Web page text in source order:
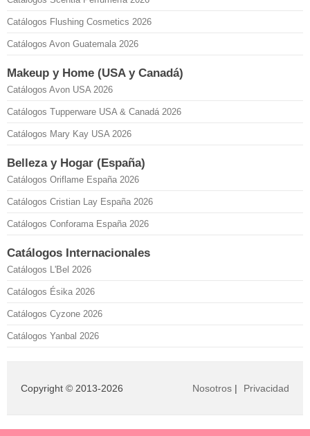
Catálogos Flushing Cosmetics 2026
Catálogos Avon Guatemala 2026
Makeup y Home (USA y Canadá)
Catálogos Avon USA 2026
Catálogos Tupperware USA & Canadá 2026
Catálogos Mary Kay USA 2026
Belleza y Hogar (España)
Catálogos Oriflame España 2026
Catálogos Cristian Lay España 2026
Catálogos Conforama España 2026
Catálogos Internacionales
Catálogos L'Bel 2026
Catálogos Ésika 2026
Catálogos Cyzone 2026
Catálogos Yanbal 2026
Copyright © 2013-2026 Nosotros | Privacidad